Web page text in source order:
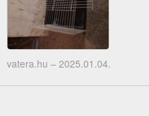
vatera.hu – 2025.01.04.